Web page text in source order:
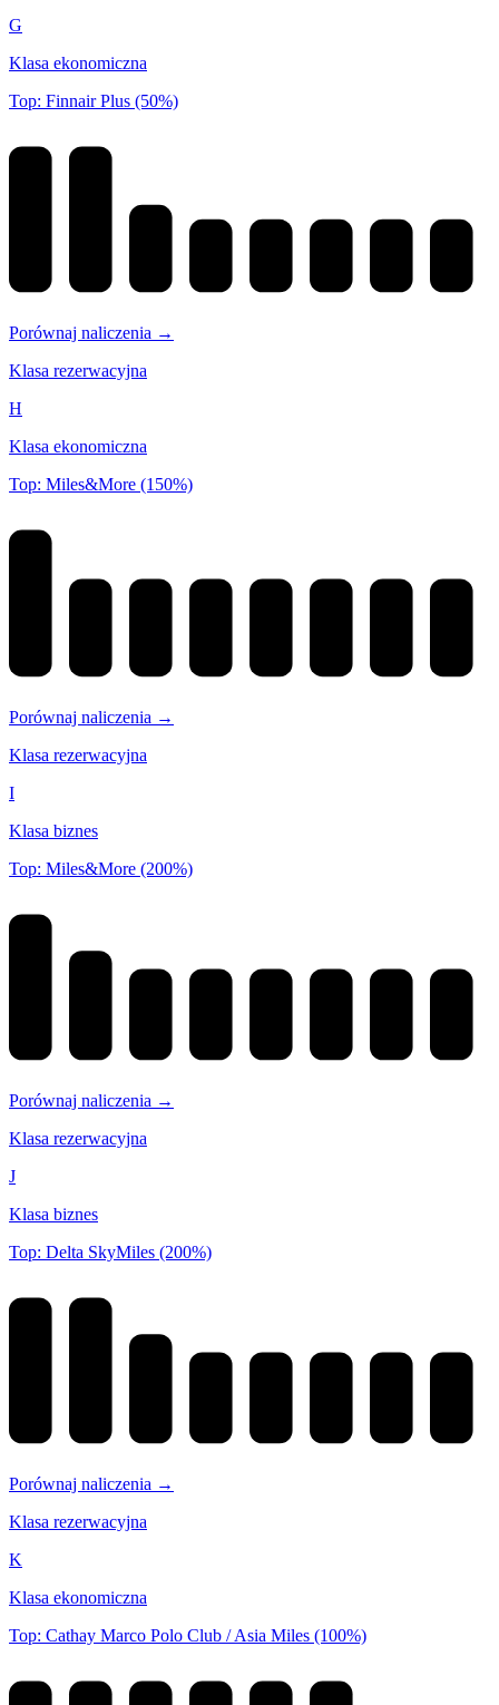
G
Klasa ekonomiczna
Top: Finnair Plus (50%)
Porównaj naliczenia →
Klasa rezerwacyjna
H
Klasa ekonomiczna
Top: Miles&More (150%)
Porównaj naliczenia →
Klasa rezerwacyjna
I
Klasa biznes
Top: Miles&More (200%)
Porównaj naliczenia →
Klasa rezerwacyjna
J
Klasa biznes
Top: Delta SkyMiles (200%)
Porównaj naliczenia →
Klasa rezerwacyjna
K
Klasa ekonomiczna
Top: Cathay Marco Polo Club / Asia Miles (100%)